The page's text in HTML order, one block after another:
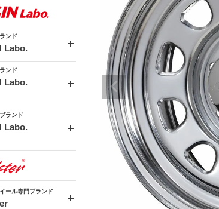
ンド
Labo.
ーズ
イン
ェンダー
ンダー
ュフェンダー
ンド
Labo.
ル
ル
ランド
Labo.
ーズ
SP
ェンダー
ール専門ブランド